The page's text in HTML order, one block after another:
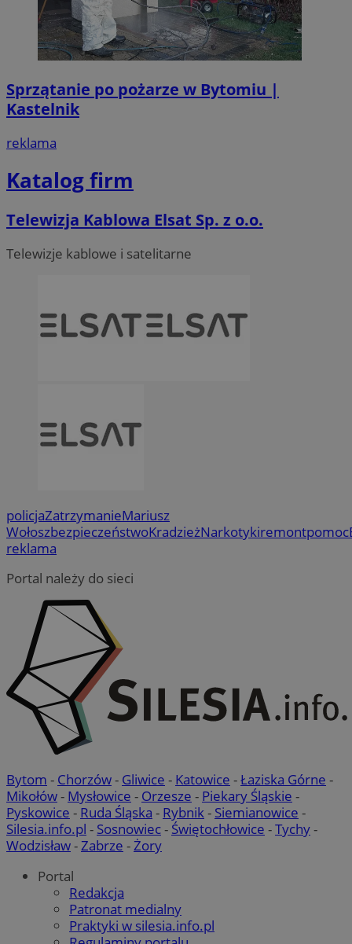
Sprzątanie po pożarze w Bytomiu |
Kastelnik
reklama
Katalog firm
Telewizja Kablowa Elsat Sp. z o.o.
Telewizje kablowe i satelitarne
policjaZatrzymanieMariusz
WołoszbezpieczeństwoKradzieżNarkotykiremontpomoc
reklama
Portal należy do sieci
Bytom - Chorzów- Gliwice - Katowice -Łaziska Górne -
Mikołów- Mysłowice - Orzesze - Piekary Śląskie -
Pyskowice - Ruda Śląska - Rybnik- Siemianowice -
Silesia.info.pl - Sosnowiec- Świętochłowice -Tychy-
Wodzisław-Zabrze -Żory
Portal
Redakcja
Patronat medialny
Praktyki w silesia.info.pl